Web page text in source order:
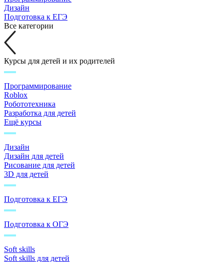
Дизайн
Подготовка к ЕГЭ
Все категории
Курсы для детей и их родителей
Программирование
Roblox
Робототехника
Разработка для детей
Ещё курсы
Дизайн
Дизайн для детей
Рисование для детей
3D для детей
Подготовка к ЕГЭ
Подготовка к ОГЭ
Soft skills
Soft skills для детей